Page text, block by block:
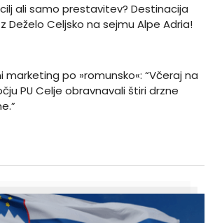
ali samo prestavitev? Destinacija
Deželo Celjsko na sejmu Alpe Adria!
marketing po »romunsko«: “Včeraj na
PU Celje obravnavali štiri drzne